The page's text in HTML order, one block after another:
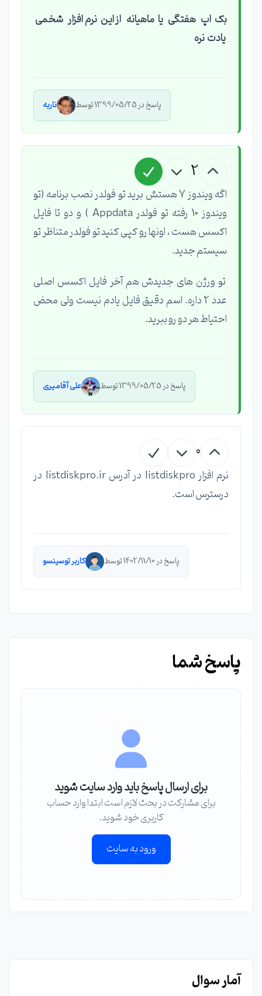
بک اپ هفتگی یا ماهیانه از این نرم افزار شخمی
یادت نره
پاسخ در 1399/05/25 توسط ناربه
2
اگه ویندوز 7 هستش برید تو فولدر نصب برنامه (تو
ویندوز 10 رفته تو فولدر Appdata ) و دو تا فایل
اکسس هست ، اونها رو کپی کنید تو فولدر متناظر تو
سیستم جدید.
تو ورژن های جدیدش هم آخر فایل اکسس اصلی
عدد 2 داره. اسم دقیق فایل یادم نیست ولی محض
احتیاط هر دو رو ببرید.
پاسخ در 1399/05/25 توسط علی آقامیری
0
نرم افزار listdiskpro در آدرس listdiskpro.ir در
درسترس است.
پاسخ در 1402/11/10 توسط کاربر توسینسو
پاسخ شما
برای ارسال پاسخ باید وارد سایت شوید
برای مشارکت در بحث لازم است ابتدا وارد حساب
کاربری خود شوید.
ورود به سایت
آمار سوال